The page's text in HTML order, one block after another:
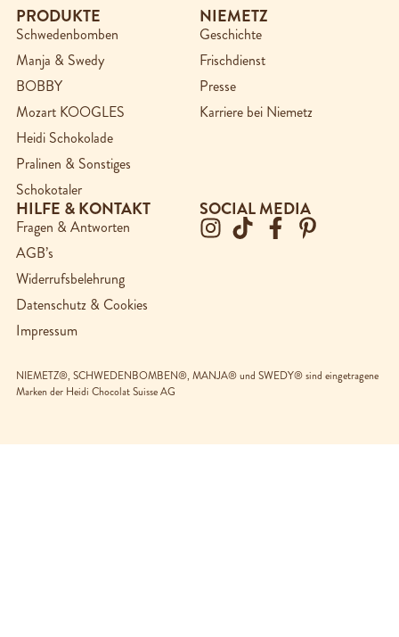
PRODUKTE
Schwedenbomben
Manja & Swedy
BOBBY
Mozart KOOGLES
Heidi Schokolade
Pralinen & Sonstiges
Schokotaler
NIEMETZ
Geschichte
Frischdienst
Presse
Karriere bei Niemetz
HILFE & KONTAKT
Fragen & Antworten
AGB’s
Widerrufsbelehrung
Datenschutz & Cookies
Impressum
SOCIAL MEDIA
NIEMETZ®, SCHWEDENBOMBEN®, MANJA® und SWEDY® sind eingetragene
Marken der Heidi Chocolat Suisse AG